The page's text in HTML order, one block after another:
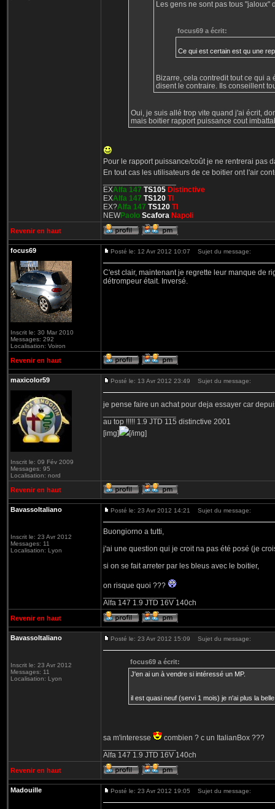
Les gens ne sont pas tous "jaloux"
focus69 a écrit:
Ce qui est certain est qu une
Bizarre, cela contredit tout ce qui
disent le contraire. Ils conseillent
Oui, je suis allé trop vite quand j'ai écrit,
mais boitier rapport puissance cout
Pour le rapport puissance/coût je ne rentrerai pas
En tout cas les utilisateurs de ce boitier ont l'air
EXAlfa 147 TS105 Distinctive
EXAlfa 147 TS120 TI
EX?Alfa 147 TS120 TI
NEWPaolo Scafora Napoli
Revenir en haut
focus69
Inscrit le: 30 Mar 2010
Messages: 292
Localisation: Voiron
Posté le: 12 Avr 2012 10:07 Sujet du message:
C'est clair, maintenant je regrette leur manque de
détrompeur était. Inversé.
Revenir en haut
maxicolor59
Inscrit le: 09 Fév 2009
Messages: 95
Localisation: nord
Posté le: 13 Avr 2012 23:49 Sujet du message:
je pense faire un achat pour deja essayer car
au top !!!!! 1.9 JTD 115 distinctive 2001
[img]
[/img]
Revenir en haut
BavassoItaliano
Inscrit le: 23 Avr 2012
Messages: 11
Localisation: Lyon
Posté le: 23 Avr 2012 14:21 Sujet du message:
Buongiorno a tutti,
j'ai une question qui je croit na pas été posé (je
si on se fait arreter par les bleus avec le boitier,
on risque quoi ???
Alfa 147 1.9 JTD 16V 140ch
Revenir en haut
BavassoItaliano
Inscrit le: 23 Avr 2012
Messages: 11
Localisation: Lyon
Posté le: 23 Avr 2012 15:09 Sujet du message:
focus69 a écrit:
J'en ai un à vendre si intéressé un MP.
il est quasi neuf (servi 1 mois) je n'ai plus la
sa m'interesse
combien ? c un ItalianBox ???
Alfa 147 1.9 JTD 16V 140ch
Revenir en haut
Madouille Posté le: 23 Avr 2012 19:05 Sujet du message: